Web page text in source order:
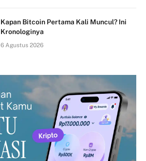
Kapan Bitcoin Pertama Kali Muncul? Ini
Kronologinya
6 Agustus 2026